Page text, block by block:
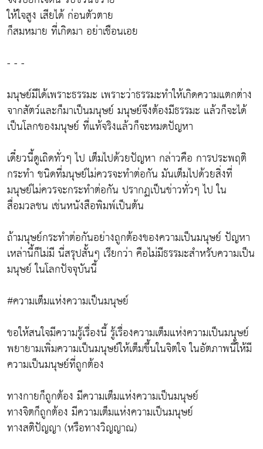
ให้ใจสูง เสียได้ ก่อนตัวตาย
ก็สมหมาย ที่เกิดมา อย่าเชือนเอย
- - -
มนุษย์มีได้เพราะธรรมะ เพราะว่าธรรมะทำให้เกิดความแตกต่าง
จากสัตว์และก็มาเป็นมนุษย์ มนุษย์จึงต้องมีธรรมะ แล้วก็จะได้
เป็นโลกของมนุษย์ ที่แท้จริงแล้วก็จะหมดปัญหา
เดี๋ยวนี้ดูเถิดทั่วๆ ไป เต็มไปด้วยปัญหา กล่าวคือ การประพฤติ
กระทำ ชนิดที่มนุษย์ไม่ควรจะทำต่อกัน มันเต็มไปด้วยสิ่งที่
มนุษย์ไม่ควรจะกระทำต่อกัน ปรากฏเป็นข่าวทั่วๆ ไป ใน
สื่อมวลชน เช่นหนังสือพิมพ์เป็นต้น
ถ้ามนุษย์กระทำต่อกันอย่างถูกต้องของความเป็นมนุษย์ ปัญหา
เหล่านี้ก็ไม่มี นี่สรุปสั้นๆ เรียกว่า คือไม่มีธรรมะสำหรับความเป็น
มนุษย์ ในโลกปัจจุบันนี้
#ความเต็มแห่งความเป็นมนุษย์
ขอให้สนใจมีความรู้เรื่องนี้ รู้เรื่องความเต็มแห่งความเป็นมนุษย์
พยายามเพิ่มความเป็นมนุษย์ให้เต็มขึ้นในจิตใจ ในอัตภาพนี้ให้มี
ความเป็นมนุษย์ที่ถูกต้อง
ทางกายก็ถูกต้อง มีความเต็มแห่งความเป็นมนุษย์
ทางจิตก็ถูกต้อง มีความเต็มแห่งความเป็นมนุษย์
ทางสติปัญญา (หรือทางวิญญาณ)